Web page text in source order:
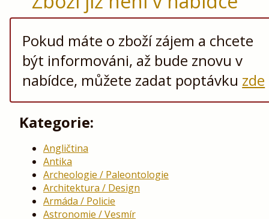
Pokud máte o zboží zájem a chcete
být informováni, až bude znovu v
nabídce, můžete zadat poptávku zde
Kategorie:
Angličtina
Antika
Archeologie / Paleontologie
Architektura / Design
Armáda / Policie
Astronomie / Vesmír